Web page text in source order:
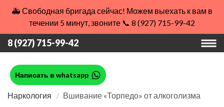
🚑 Свободная бригада сейчас! Можем выехать к вам в
течении 5 минут, звоните 📞 8 (927) 715-99-42
8 (927) 715-99-42
Написать в whatsapp
Наркология Вшивание «Торпедо» от алкоголизма